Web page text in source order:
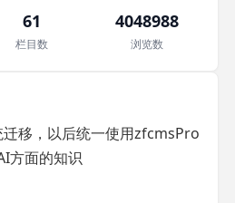
61
栏目数
4048988
浏览数
移，以后统一使用zfcmsPro
方面的知识